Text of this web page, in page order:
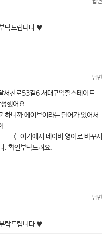
답변
탁드립니다 ♥
답변
천로53길6 서대구역힐스테이트
했어요.
하니까 에이브이라는 단어가 있어서
여기에서 네이버 영어로 바꾸시
. 확인부탁드려요.
답변
탁드립니다 ♥